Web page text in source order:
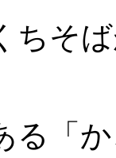
ちそ
る「